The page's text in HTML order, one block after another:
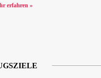
erfahren »